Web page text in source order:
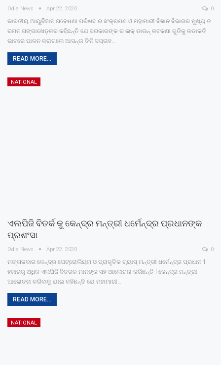
Odia News Apr 22, 2020 0
ଭାରତୀୟ ଆୟୁର୍ବିଜ୍ଞାନ ଗବେଷଣା ପରିଷଦ ର ସଂକ୍ରମଣ ଓ ମହାମାରୀ ବିଜ୍ଞାନ ବିଭାଗର ମୁଖ୍ୟ ଡ.
ରମନ ଗଙ୍ଗାଖେଡ଼କର କହିଛନ୍ତି ଯେ ସରକାରଙ୍କ ର ଲକ୍ ଡାଉନ୍ କଟକଣା ଗୁଡିକୁ କଡାକଡି
ଭାବରେ ପାଳନ କରାଗଲେ ଆସନ୍ତା ତିନି ସପ୍ତାହ…
READ MORE...
NATIONAL
ଏଲପିଜି ବିତର୍କ କୁ କେନ୍ଦ୍ର ମନ୍ତ୍ରୀ ଧର୍ମେନ୍ଦ୍ର ପ୍ରଧାନଙ୍କ
ପ୍ରଶଂସା
Odia News Apr 22, 2020 0
ମଙ୍ଗଳବାର କେନ୍ଦ୍ର ପେଟ୍ରୋଲିୟମ ଓ ପ୍ରାକୃତିକ ଗ୍ୟାସ୍ ମନ୍ତ୍ରୀ ଧର୍ମେନ୍ଦ୍ର ପ୍ରଧାନ 1
ହଜାରରୁ ଅଧିକ ଏଲପିଜି ବିତରକ ମାନଙ୍କ ସହ ଆଲୋଚନା କରିଛନ୍ତି l କେନ୍ଦ୍ର ମନ୍ତ୍ରୀ
ଆଲୋଚନା କରିବାକୁ ଯାଇ କହିଛନ୍ତି ଯେ ମହାମାରୀ…
READ MORE...
NATIONAL